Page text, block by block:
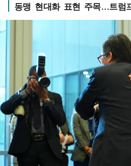
동맹 현대화 표현 주목…트럼